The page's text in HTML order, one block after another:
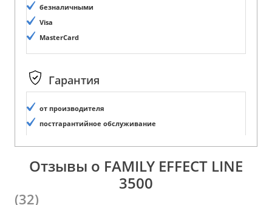
безналичными
Visa
MasterCard
Гарантия
от производителя
постгарантийное обслуживание
Отзывы о FAMILY EFFECT LINE
3500
(32)